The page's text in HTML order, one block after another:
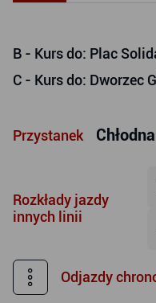
B - Kurs do: Plac
C - Kurs do: Dworzec
Przystanek
Rozkłady jazdy
innych linii
Odjazdy